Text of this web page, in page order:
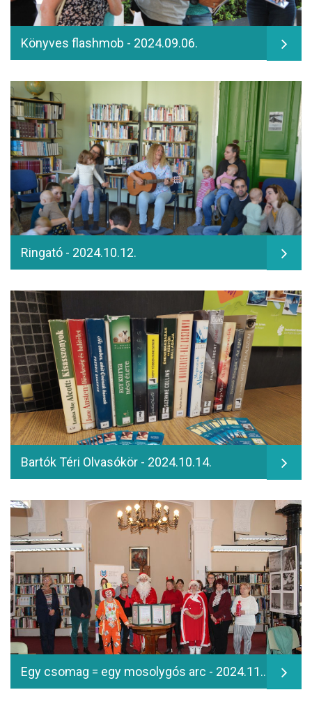
Könyves flashmob - 2024.09.06.
Ringató - 2024.10.12.
Bartók Téri Olvasókör - 2024.10.14.
Egy csomag = egy mosolygós arc - 2024.11.06.